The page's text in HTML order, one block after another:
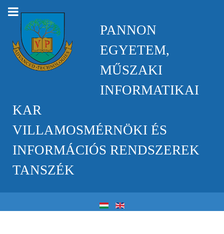
PANNON
EGYETEM,
MŰSZAKI
INFORMATIKAI
KAR
VILLAMOSMÉRNÖKI ÉS
INFORMÁCIÓS RENDSZEREK
TANSZÉK